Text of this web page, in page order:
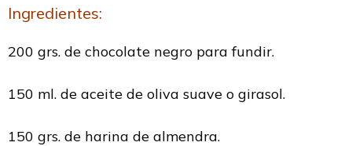
Ingredientes:
200 grs. de chocolate negro para fundir.
150 ml. de aceite de oliva suave o girasol.
150 grs. de harina de almendra.